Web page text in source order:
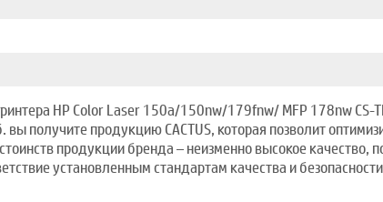
HP Color Laser 150a/150nw/179fnw/ MFP 178nw CS-
получите продукцию CACTUS, которая позволит
продукции бренда – неизменно высокое
установленным стандартам качества и